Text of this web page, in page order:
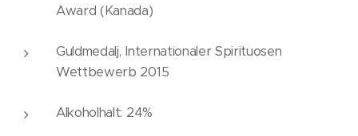
Award (Kanada)
Guldmedalj, Internationaler Spirituosen
Wettbewerb 2015
Alkoholhalt: 24%